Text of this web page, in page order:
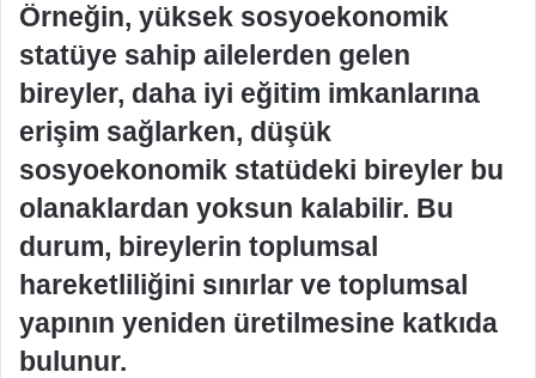
Örneğin, yüksek sosyoekonomik
statüye sahip ailelerden gelen
bireyler, daha iyi eğitim imkanlarına
erişim sağlarken, düşük
sosyoekonomik statüdeki bireyler bu
olanaklardan yoksun kalabilir. Bu
durum, bireylerin toplumsal
hareketliliğini sınırlar ve toplumsal
yapının yeniden üretilmesine katkıda
bulunur.